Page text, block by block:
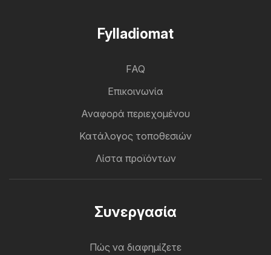
Fylladiomat
FAQ
Επικοινωνία
Αναφορά περιεχομένου
Κατάλογος τοποθεσιών
Λίστα προϊόντων
Συνεργασία
Πώς να διαφημίζετε